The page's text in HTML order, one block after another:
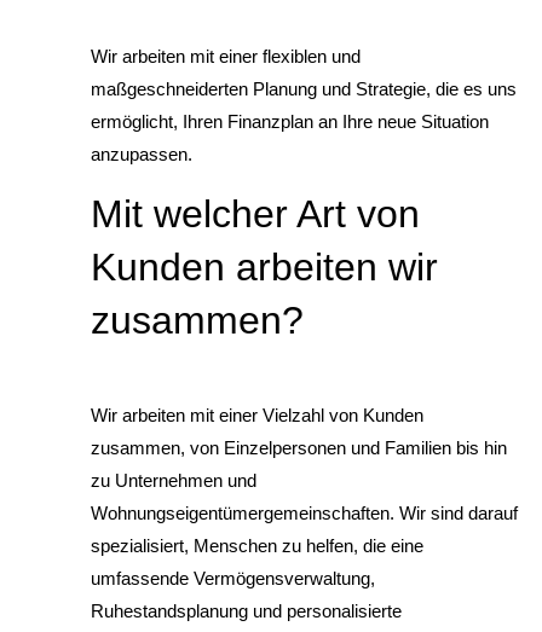
Wir arbeiten mit einer flexiblen und
maßgeschneiderten Planung und Strategie, die es uns
ermöglicht, Ihren Finanzplan an Ihre neue Situation
anzupassen.
Mit welcher Art von
Kunden arbeiten wir
zusammen?
Wir arbeiten mit einer Vielzahl von Kunden
zusammen, von Einzelpersonen und Familien bis hin
zu Unternehmen und
Wohnungseigentümergemeinschaften. Wir sind darauf
spezialisiert, Menschen zu helfen, die eine
umfassende Vermögensverwaltung,
Ruhestandsplanung und personalisierte